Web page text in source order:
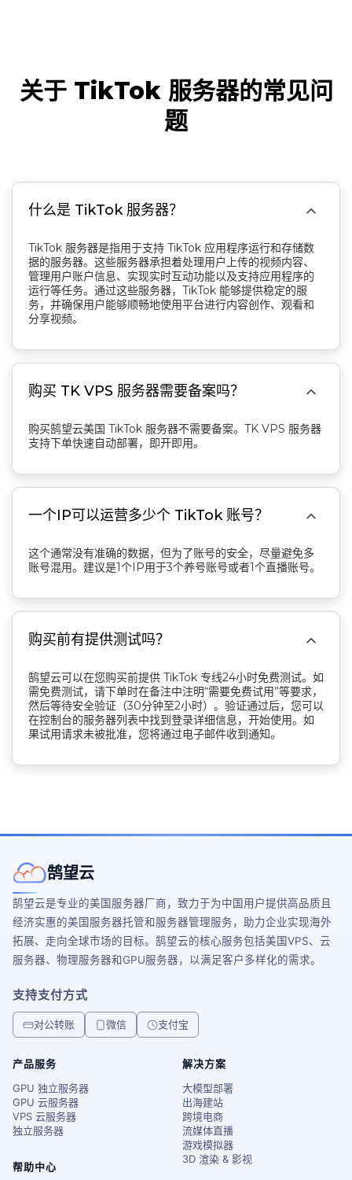
关于 TikTok 服务器的常见问
题
什么是 TikTok 服务器？ 
TikTok 服务器是指用于支持 TikTok 应用程序运行和存储数
据的服务器。这些服务器承担着处理用户上传的视频内容、
管理用户账户信息、实现实时互动功能以及支持应用程序的
运行等任务。通过这些服务器，TikTok 能够提供稳定的服
务，并确保用户能够顺畅地使用平台进行内容创作、观看和
分享视频。
购买 TK VPS 服务器需要备案吗？ 
购买鹄望云美国 TikTok 服务器不需要备案。TK VPS 服务器
支持下单快速自动部署，即开即用。
一个IP可以运营多少个 TikTok 账号？ 
这个通常没有准确的数据，但为了账号的安全，尽量避免多
账号混用。建议是1个IP用于3个养号账号或者1个直播账号。
购买前有提供测试吗？ 
鹄望云可以在您购买前提供 TikTok 专线24小时免费测试。如
需免费测试，请下单时在备注中注明“需要免费试用”等要求，
然后等待安全验证（30分钟至2小时）。验证通过后，您可以
在控制台的服务器列表中找到登录详细信息，开始使用。如
果试用请求未被批准，您将通过电子邮件收到通知。
鹄望云
鹄望云是专业的美国服务器厂商，致力于为中国用户提供高品质且
经济实惠的美国服务器托管和服务器管理服务，助力企业实现海外
拓展、走向全球市场的目标。鹄望云的核心服务包括美国VPS、云
服务器、物理服务器和GPU服务器，以满足客户多样化的需求。
支持支付方式
对公转账 微信 支付宝
产品服务
GPU 独立服务器
GPU 云服务器
VPS 云服务器
独立服务器
帮助中心
解决方案
大模型部署
出海建站
跨境电商
流媒体直播
游戏模拟器
3D 渲染 & 影视